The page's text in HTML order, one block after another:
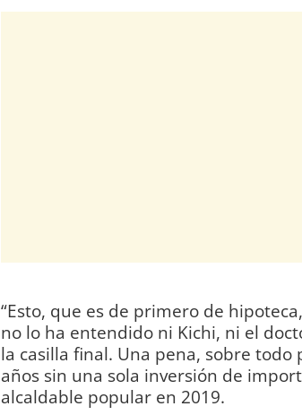
“Esto, que es de primero de
no lo ha entendido ni Kichi, ni el
la casilla final. Una pena, sobre todo
años sin una sola inversión de
alcaldable popular en 2019.